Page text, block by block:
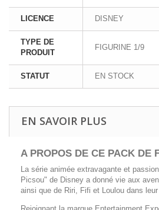
LICENCE DISNEY
TYPE DE
PRODUIT
FIGURINE 1/9
STATUT EN STOCK
EN SAVOIR PLUS
A PROPOS DE CE PACK DE
La série animée extravagante et
Picsou" de Disney a donné vie aux
ainsi que de Riri, Fifi et Loulou dans